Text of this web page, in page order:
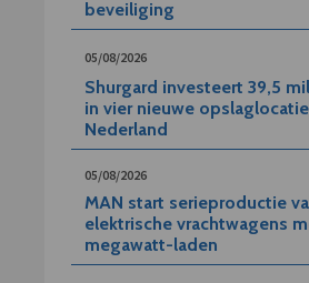
beveiliging
05/08/2026
Shurgard investeert 39,5
in vier nieuwe
Nederland
05/08/2026
MAN start serieproductie
elektrische vrachtwagens
megawatt-laden